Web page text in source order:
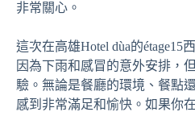
非常關心。
這次在高雄Hotel dùa的étage15
因為下雨和感冒的意外安排，
驗。無論是餐廳的環境、餐點
感到非常滿足和愉快。如果你